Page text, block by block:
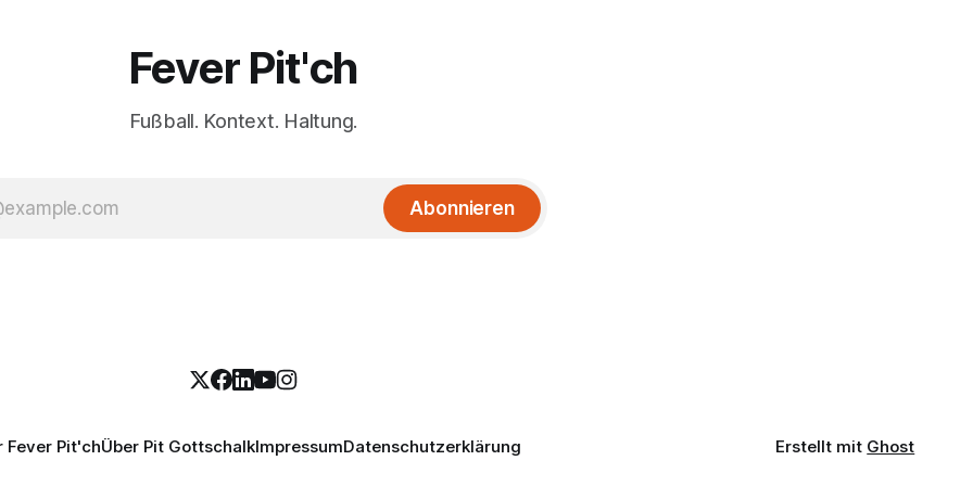
Fever Pit'ch
Fußball. Kontext. Haltung.
Abonnieren
Fever Pit'chÜber Pit GottschalkImpressumDatenschutzerklärung Erstellt mit Ghost